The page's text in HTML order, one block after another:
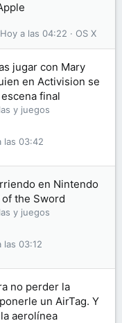
OS X
Hoy a las 04:22
jugar con Mary
en Activision se
final
y juegos
las 03:42
en Nintendo
of the Sword
y juegos
las 03:12
no perder la
un AirTag. Y
aerolínea